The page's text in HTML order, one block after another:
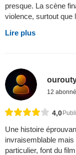
presque. La scène
violence, surtout que
Lire plus
12
4,0
Une histoire
invraisemblable
particulier, font du